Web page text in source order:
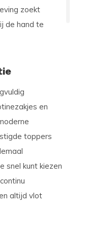
zoekt
de hand te
en
toppers
snel kunt kiezen
altijd vlot